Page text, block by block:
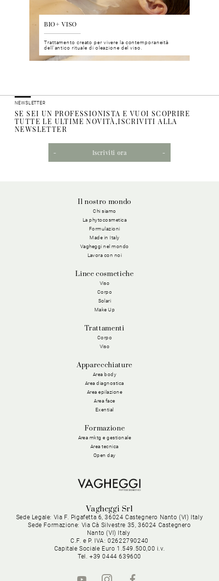
BIO+ VISO
Trattamento creato per vivere la contemporaneità
dell’antico rituale di oleazione del viso.
NEWSLETTER
SE SEI UN PROFESSIONISTA E VUOI SCOPRIRE
TUTTE LE ULTIME NOVITÀ,ISCRIVITI ALLA
NEWSLETTER
Iscriviti ora
Il nostro mondo
Chi siamo
La phytocosmetica
Formulazioni
Made in Italy
Vagheggi nel mondo
Lavora con noi
Linee cosmetiche
Viso
Corpo
Solari
Make Up
Trattamenti
Corpo
Viso
Apparecchiature
Area body
Area diagnostica
Area epilazione
Area face
Exential
Formazione
Area mktg e gestionale
Area tecnica
Open day
Vagheggi Srl
Sede Legale: Via F. Pigafetta 6, 36024 Castegnero Nanto (VI) Italy
Sede Formazione: Via Cà Silvestre 35, 36024 Castegnero
Nanto (VI) Italy
C.F. e P. IVA: 02622790240
Capitale Sociale Euro 1.549.500,00 i.v.
Tel. +39 0444 639600